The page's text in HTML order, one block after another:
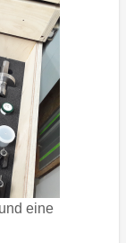
eine